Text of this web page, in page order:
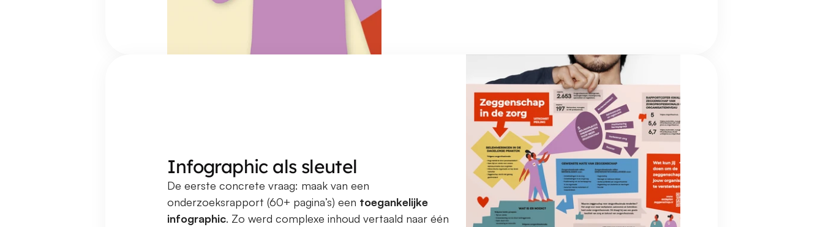
Infographic als sleutel
De eerste concrete vraag: maak van een
onderzoeksrapport (60+ pagina’s) een toegankelijke
infographic. Zo werd complexe inhoud vertaald naar één